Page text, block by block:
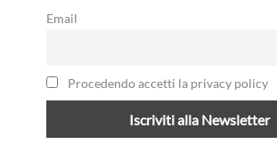
Email
Procedendo accetti la privacy policy